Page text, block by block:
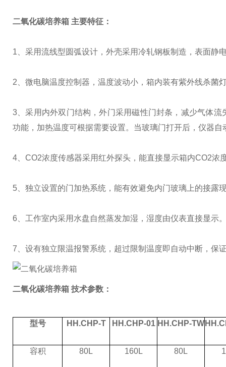
二氧化碳培养箱 主要特征：
1 、采用流线型圆弧设计，外壳采用冷轧钢板制造，表面
2 、微电脑温度控制器，温度波动小，箱内装有紫外线杀
3 、采用内外双门结构，外门采用磁性门封条，减少气体
功能，加热温度可根据需要设置。当玻璃门打开后，仪器
4 CO2浓度传感器采用红外探头，能直接显示箱内CO2浓
5 、独立设置的门加热系统，能有效避免内门玻璃上的接露
6 、工作室内采用水盘自然蒸发加湿，湿度由仪表直接显示
7 、设有独立限温报警系统，超过限制温度即自动中断，保
二氧化碳培养箱 技术参数：
型号 HH.CHP-T HH.CHP-01 HH.CHP-TW
容积 80L 160L 80L